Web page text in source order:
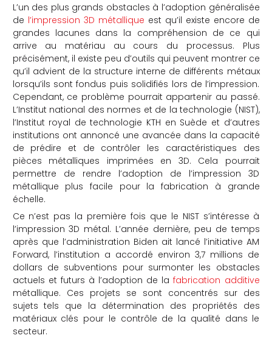
L’un des plus grands obstacles à l’adoption généralisée
de l’impression 3D métallique est qu’il existe encore de
grandes lacunes dans la compréhension de ce qui
arrive au matériau au cours du processus. Plus
précisément, il existe peu d’outils qui peuvent montrer ce
qu’il advient de la structure interne de différents métaux
lorsqu’ils sont fondus puis solidifiés lors de l’impression.
Cependant, ce problème pourrait appartenir au passé.
L’Institut national des normes et de la technologie (NIST),
l’Institut royal de technologie KTH en Suède et d’autres
institutions ont annoncé une avancée dans la capacité
de prédire et de contrôler les caractéristiques des
pièces métalliques imprimées en 3D. Cela pourrait
permettre de rendre l’adoption de l’impression 3D
métallique plus facile pour la fabrication à grande
échelle.
Ce n’est pas la première fois que le NIST s’intéresse à
l’impression 3D métal. L’année dernière, peu de temps
après que l’administration Biden ait lancé l’initiative AM
Forward, l’institution a accordé environ 3,7 millions de
dollars de subventions pour surmonter les obstacles
actuels et futurs à l’adoption de lafabrication additive
métallique. Ces projets se sont concentrés sur des
sujets tels que la détermination des propriétés des
matériaux clés pour le contrôle de la qualité dans le
secteur.